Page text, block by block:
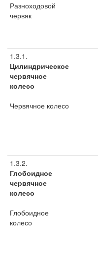
Разноходовой
червяк
1.3.1.
Цилиндрическое
червячное
колесо
Червячное колесо
1.3.2.
Глобоидное
червячное
колесо
Глобоидное
колесо